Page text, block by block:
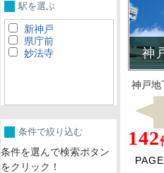
駅を選ぶ
新神戸
県庁前
妙法寺
条件で絞り込む
条件を選んで検索ボタン
をクリック！
神
神戸地
142